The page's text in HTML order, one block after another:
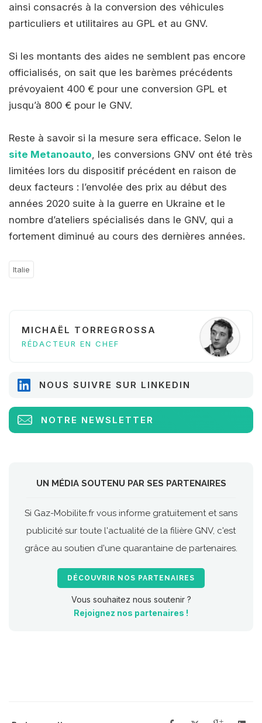
ainsi consacrés à la conversion des véhicules
particuliers et utilitaires au GPL et au GNV.
Si les montants des aides ne semblent pas encore
officialisés, on sait que les barèmes précédents
prévoyaient 400 € pour une conversion GPL et
jusqu’à 800 € pour le GNV.
Reste à savoir si la mesure sera efficace. Selon le
site Metanoauto , les conversions GNV ont été très
limitées lors du dispositif précédent en raison de
deux facteurs : l’envolée des prix au début des
années 2020 suite à la guerre en Ukraine et le
nombre d’ateliers spécialisés dans le GNV, qui a
fortement diminué au cours des dernières années.
Italie
MICHAËL TORREGROSSA
RÉDACTEUR EN CHEF
NOUS SUIVRE SUR LINKEDIN
NOTRE NEWSLETTER
UN MÉDIA SOUTENU PAR SES PARTENAIRES
Si Gaz-Mobilite.fr vous informe gratuitement et sans
publicité sur toute l'actualité de la filière GNV, c'est
grâce au soutien d'une quarantaine de partenaires.
DÉCOUVRIR NOS PARTENAIRES
Vous souhaitez nous soutenir ?
Rejoignez nos partenaires !